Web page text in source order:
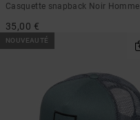
Casquette snapback Noir Homme
35,00 €
NOUVEAUTÉ